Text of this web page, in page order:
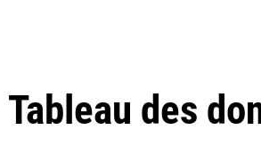
Tableau des